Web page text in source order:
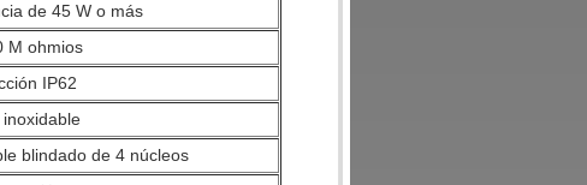
de 45 W o más
M ohmios
IP62
blindado de 4 núcleos